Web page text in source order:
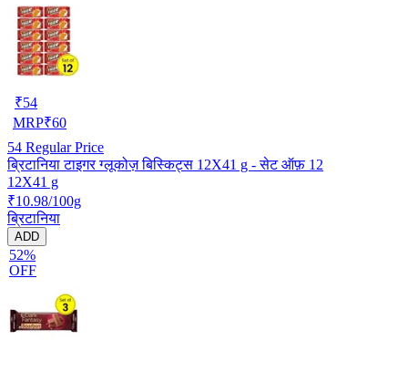
₹54
MRP₹60
54 Regular Price
ब्रिटानिया टाइगर ग्लूकोज़ बिस्किट्स 12X41 g - सेट ऑफ़ 12
12X41 g
₹10.98/100g
ब्रिटानिया
ADD
52%
OFF